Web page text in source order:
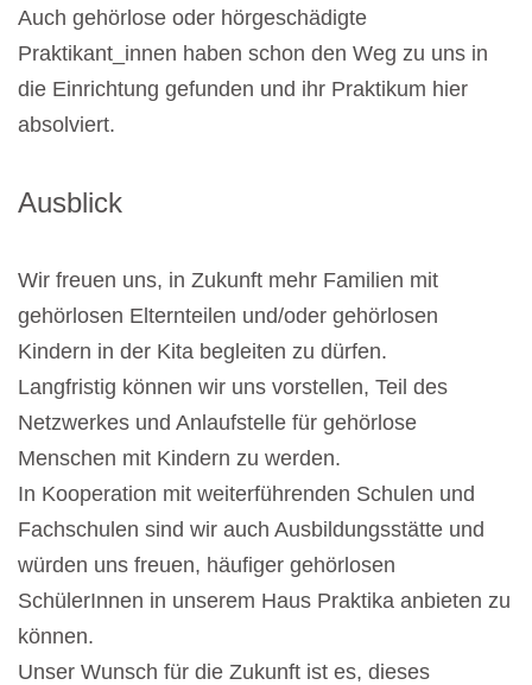
Auch gehörlose oder hörgeschädigte
Praktikant_innen haben schon den Weg zu uns in
die Einrichtung gefunden und ihr Praktikum hier
absolviert.
Ausblick
Wir freuen uns, in Zukunft mehr Familien mit
gehörlosen Elternteilen und/oder gehörlosen
Kindern in der Kita begleiten zu dürfen.
Langfristig können wir uns vorstellen, Teil des
Netzwerkes und Anlaufstelle für gehörlose
Menschen mit Kindern zu werden.
In Kooperation mit weiterführenden Schulen und
Fachschulen sind wir auch Ausbildungsstätte und
würden uns freuen, häufiger gehörlosen
SchülerInnen in unserem Haus Praktika anbieten zu
können.
Unser Wunsch für die Zukunft ist es, dieses